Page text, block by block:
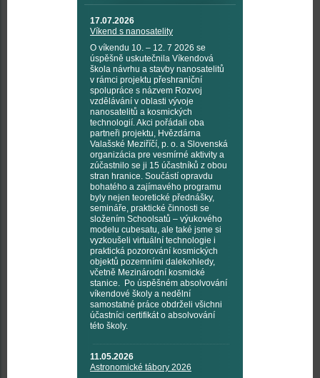
17.07.2026
Víkend s nanosatelity
O víkendu 10. – 12. 7 2026 se
úspěšně uskutečnila Víkendová
škola návrhu a stavby nanosatelitů
v rámci projektu přeshraniční
spolupráce s názvem Rozvoj
vzdělávání v oblasti vývoje
nanosatelitů a kosmických
technologií. Akci pořádali oba
partneři projektu, Hvězdárna
Valašské Meziříčí, p. o. a Slovenská
organizácia pre vesmírné aktivity a
zúčastnilo se ji 15 účastníků z obou
stran hranice. Součástí opravdu
bohatého a zajímavého programu
byly nejen teoretické přednášky,
semináře, praktické činnosti se
složením Schoolsatů – výukového
modelu cubesatu, ale také jsme si
vyzkoušeli virtuální technologie i
praktická pozorování kosmických
objektů pozemními dalekohledy,
včetně Mezinárodní kosmické
stanice. Po úspěšném absolvování
víkendové školy a nedělní
samostatné práce obdrželi všichni
účastníci certifikát o absolvování
této školy.
11.05.2026
Astronomické tábory 2026